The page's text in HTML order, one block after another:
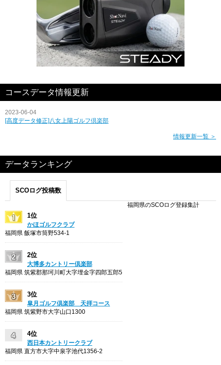
コースデータ情報更新
2023-06-04
[高度データ修正]八女上陽ゴルフ倶楽部
情報更新一覧 ＞
データランキング
SCOログ投稿数
福岡県のSCOログ登録集計
1位
かほゴルフクラブ
福岡県 飯塚市筒野534-1
2位
大博多カントリー倶楽部
福岡県 筑紫郡那珂川町大字埋金字四郎五郎5
3位
皐月ゴルフ倶楽部 天拝コース
福岡県 筑紫野市大字山口1300
4位
西日本カントリークラブ
福岡県 直方市大字中泉字池代1356-2